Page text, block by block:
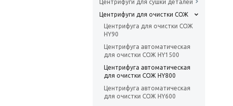
Центрифуги для сушки деталей
Центрифуги для очистки СОЖ
Центрифуга для очистки СОЖ
HY90
Центрифуга автоматическая
для очистки СОЖ HY1500
Центрифуга автоматическая
для очистки СОЖ HY800
Центрифуга автоматическая
для очистки СОЖ HY600